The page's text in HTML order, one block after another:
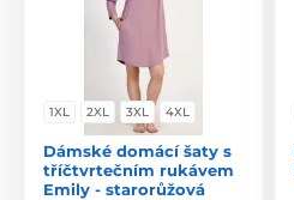
1XL 2XL 3XL 4XL
Dámské domácí šaty s
tříčtvrtečním rukávem
Emily - starorůžová